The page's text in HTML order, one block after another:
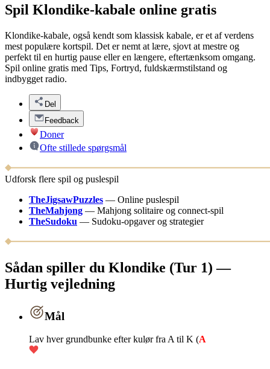
Spil Klondike-kabale online gratis
Klondike-kabale, også kendt som klassisk kabale, er et af verdens
mest populære kortspil. Det er nemt at lære, sjovt at mestre og
perfekt til en hurtig pause eller en længere, eftertænksom omgang.
Spil online gratis med Tips, Fortryd, fuldskærmstilstand og
indbygget radio.
Del
Feedback
Doner
Ofte stillede spørgsmål
Udforsk flere spil og puslespil
TheJigsawPuzzles — Online puslespil
TheMahjong — Mahjong solitaire og connect-spil
TheSudoku — Sudoku-opgaver og strategier
Sådan spiller du Klondike (Tur 1) —
Hurtig vejledning
Mål
Lav hver grundbunke efter kulør fra A til K (A